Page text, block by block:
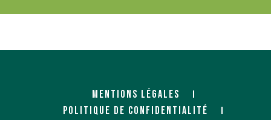
MENTIONS LÉGALES
POLITIQUE DE CONFIDENTIALITÉ